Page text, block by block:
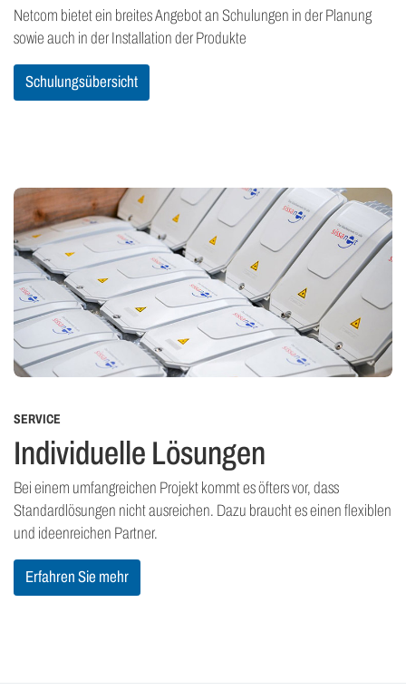
Netcom bietet ein breites Angebot an Schulungen in der Planung
sowie auch in der Installation der Produkte
Schulungsübersicht
SERVICE
Individuelle Lösungen
Bei einem umfangreichen Projekt kommt es öfters vor, dass
Standardlösungen nicht ausreichen. Dazu braucht es einen flexiblen
und ideenreichen Partner.
Erfahren Sie mehr